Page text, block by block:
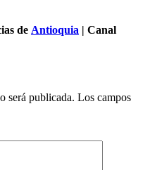
de Antioquia | Canal
será publicada. Los campos